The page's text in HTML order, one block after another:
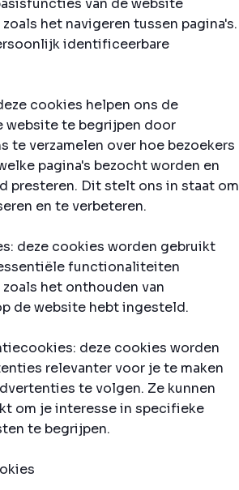
van de website
het navigeren tussen pagina's.
identificeerbare
cookies helpen ons de
website te begrijpen door
te verzamelen over hoe bezoekers
pagina's bezocht worden en
presteren. Dit stelt ons in staat om
en te verbeteren.
deze cookies worden gebruikt
functionaliteiten
het onthouden van
de website hebt ingesteld.
deze cookies worden
relevanter voor je te maken
te volgen. Ze kunnen
om je interesse in specifieke
te begrijpen.